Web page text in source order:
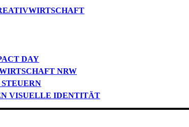
DAY
NRW
VISUELLE IDENTITÄT